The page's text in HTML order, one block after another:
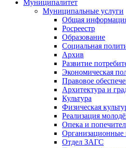
Муниципалитет
Муниципальные услуги
Общая
Росреестр
Образование
Социальная
Архив
Развитие
Экономическая
Правовое
Архитектура и
Культура
Физическая
Реализация
Опека и
Отдел ЗАГС